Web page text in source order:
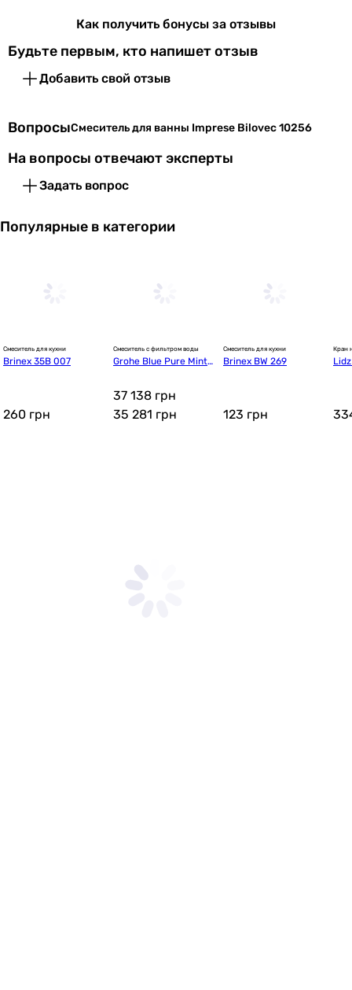
Как получить бонусы за отзывы
Будьте первым, кто напишет отзыв
Добавить свой отзыв
ВопросыСмеситель для ванны Imprese Bilovec 10256
На вопросы отвечают эксперты
Задать вопрос
Популярные в категории
Смеситель для кухни
Brinex 35B 007
260 грн
Смеситель с фильтром воды
Grohe Blue Pure Minta
alcium Mint (MO67530
601DC)
37 138 грн
35 281 грн
Смеситель для кухни
Brinex BW 269
123 грн
Кран